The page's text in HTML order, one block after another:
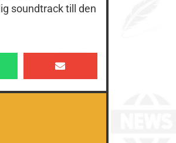
soundtrack till den